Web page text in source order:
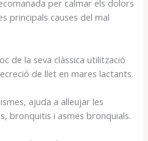
per calmar els dolors
principals causes del mal
de la seva clàssica utilització
de llet en mares lactants.
ajuda a alleujar les
bronquitis i asmes bronquials.